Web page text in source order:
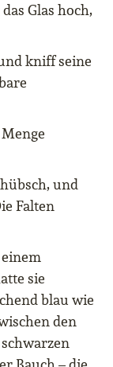
Glas hoch,
kniff seine
und
Falten
sie
blau wie
den